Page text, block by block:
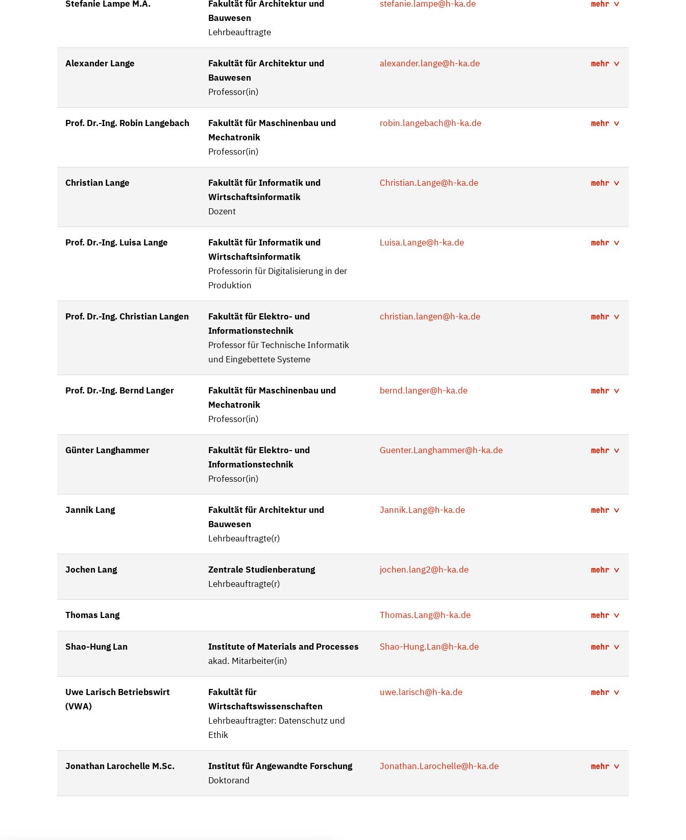
Stefanie Lampe M.A.
Fakultät für Architektur und
Bauwesen
Lehrbeauftragte
stefanie.lampe@h-ka.de mehr
Alexander Lange
Fakultät für Architektur und
Bauwesen
Professor(in)
alexander.lange@h-ka.de mehr
Prof. Dr.-Ing. Robin Langebach
Fakultät für Maschinenbau und
Mechatronik
Professor(in)
robin.langebach@h-ka.de mehr
Christian Lange
Fakultät für Informatik und
Wirtschaftsinformatik
Dozent
Christian.Lange@h-ka.de mehr
Prof. Dr.-Ing. Luisa Lange
Fakultät für Informatik und
Wirtschaftsinformatik
Professorin für Digitalisierung in der
Produktion
Luisa.Lange@h-ka.de mehr
Prof. Dr.-Ing. Christian Langen
Fakultät für Elektro- und
Informationstechnik
Professor für Technische Informatik
und Eingebettete Systeme
christian.langen@h-ka.de mehr
Prof. Dr.-Ing. Bernd Langer
Fakultät für Maschinenbau und
Mechatronik
Professor(in)
bernd.langer@h-ka.de mehr
Günter Langhammer
Fakultät für Elektro- und
Informationstechnik
Professor(in)
Guenter.Langhammer@h-ka.de mehr
Jannik Lang
Fakultät für Architektur und
Bauwesen
Lehrbeauftragte(r)
Jannik.Lang@h-ka.de mehr
Jochen Lang
Zentrale Studienberatung
Lehrbeauftragte(r)
jochen.lang2@h-ka.de mehr
Thomas Lang Thomas.Lang@h-ka.de mehr
Shao-Hung Lan
Institute of Materials and Processes
akad. Mitarbeiter(in)
Shao-Hung.Lan@h-ka.de mehr
Uwe Larisch Betriebswirt
(VWA)
Fakultät für
Wirtschaftswissenschaften
Lehrbeauftragter: Datenschutz und
Ethik
uwe.larisch@h-ka.de mehr
Jonathan Larochelle M.Sc.
Institut für Angewandte Forschung
Doktorand
Jonathan.Larochelle@h-ka.de mehr